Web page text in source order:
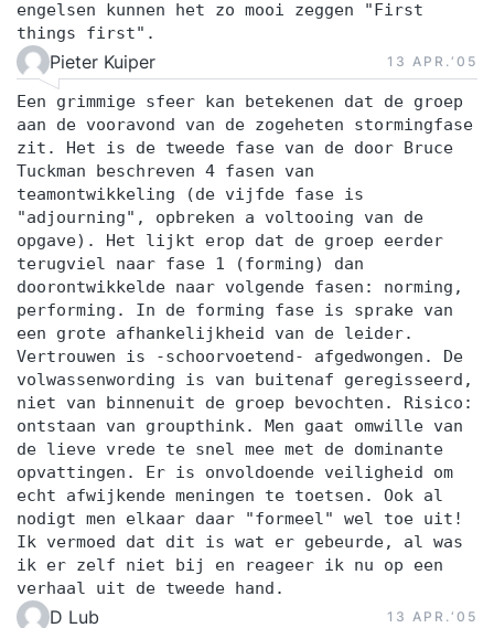
engelsen kunnen het zo mooi zeggen "First
things first".
Pieter Kuiper 13 APR.‘05
Een grimmige sfeer kan betekenen dat de groep
aan de vooravond van de zogeheten stormingfase
zit. Het is de tweede fase van de door Bruce
Tuckman beschreven 4 fasen van
teamontwikkeling (de vijfde fase is
"adjourning", opbreken a voltooing van de
opgave). Het lijkt erop dat de groep eerder
terugviel naar fase 1 (forming) dan
doorontwikkelde naar volgende fasen: norming,
performing. In de forming fase is sprake van
een grote afhankelijkheid van de leider.
Vertrouwen is -schoorvoetend- afgedwongen. De
volwassenwording is van buitenaf geregisseerd,
niet van binnenuit de groep bevochten. Risico:
ontstaan van groupthink. Men gaat omwille van
de lieve vrede te snel mee met de dominante
opvattingen. Er is onvoldoende veiligheid om
echt afwijkende meningen te toetsen. Ook al
nodigt men elkaar daar "formeel" wel toe uit!
Ik vermoed dat dit is wat er gebeurde, al was
ik er zelf niet bij en reageer ik nu op een
verhaal uit de tweede hand.
D Lub 13 APR.‘05